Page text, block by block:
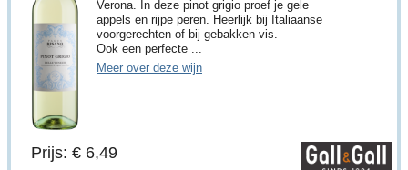
Verona. In deze pinot grigio proef je gele
appels en rijpe peren. Heerlijk bij Italiaanse
voorgerechten of bij gebakken vis.
Ook een perfecte ...
Meer over deze wijn
Prijs: € 6,49